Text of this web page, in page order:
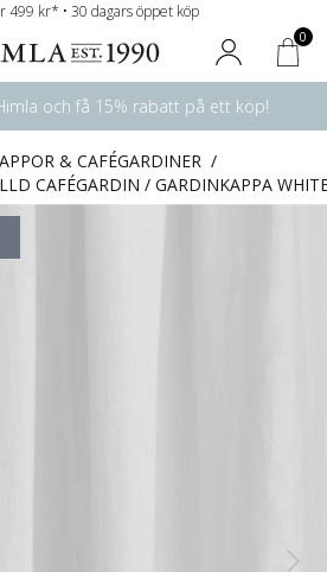
499 kr* • 30 dagars öppet köp
0
och få 15% rabatt på ett köp!
& CAFÉGARDINER /
CAFÉGARDIN / GARDINKAPPA